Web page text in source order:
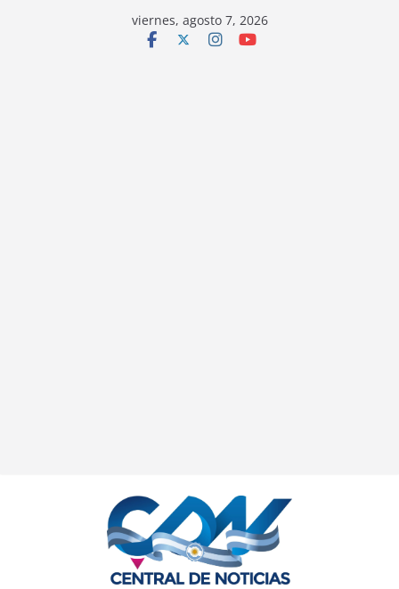
viernes, agosto 7, 2026